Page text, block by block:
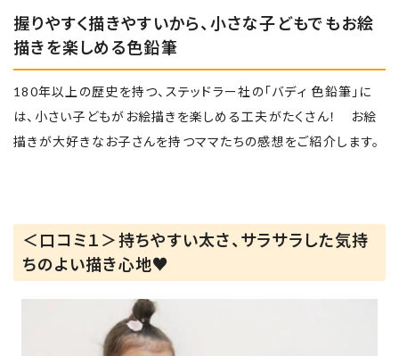
握りやすく描きやすいから、小さな子どもでもお絵
描きを楽しめる色鉛筆
180年以上の歴史を持つ、ステッドラー社の「バディ 色鉛筆」に
は、小さい子どもがお絵描きを楽しめる工夫がたくさん！ お絵
描きが大好きなお子さんを持つママたちの感想をご紹介します。
＜口コミ１＞持ちやすい太さ、サラサラした気持
ちのよい描き心地♥